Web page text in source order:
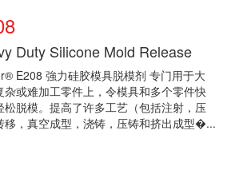
Duty Silicone Mold Release
E208 強力硅胶模具脱模剂 专门用于大
杂或难加工零件上，令模具和多个零件快
松脱模。提高了许多工艺（包括注射，压
移，真空成型，浇铸，压铸和挤出成型�...